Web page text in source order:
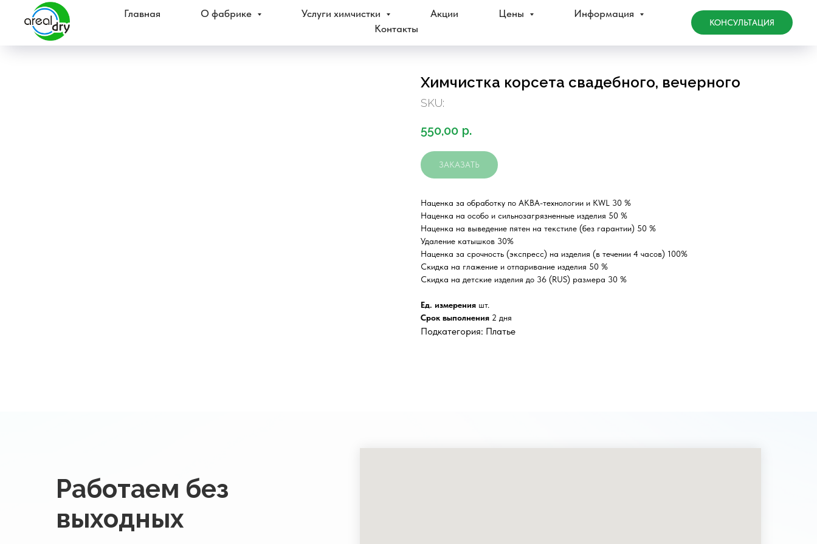
Главная О фабрике Услуги химчистки Акции Цены
Информация
Контакты
КОНСУЛЬТАЦИЯ
Химчистка корсета свадебного, вечерного
SKU:
550,00 р.
ЗАКАЗАТЬ
Наценка за обработку по АКВА-технологии и KWL 30 %
Наценка на особо и сильнозагрязненные изделия 50 %
Наценка на выведение пятен на текстиле (без гарантии) 50 %
Удаление катышков 30%
Наценка за срочность (экспресс) на изделия (в течении 4 часов) 100%
Скидка на глажение и отпаривание изделия 50 %
Скидка на детские изделия до 36 (RUS) размера 30 %
Ед. измерения шт.
Срок выполнения 2 дня
Подкатегория: Платье
Работаем без
выходных